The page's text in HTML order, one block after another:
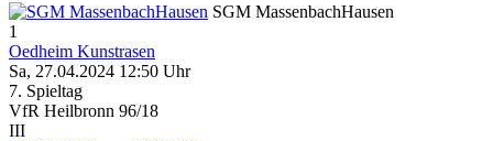
SGM MassenbachHausen
1
Oedheim Kunstrasen
Sa, 27.04.2024 12:50 Uhr
7. Spieltag
VfR Heilbronn 96/18
III